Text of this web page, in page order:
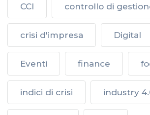
CCI controllo di
crisi d'impresa Digital
Eventi finance
indici di crisi industry